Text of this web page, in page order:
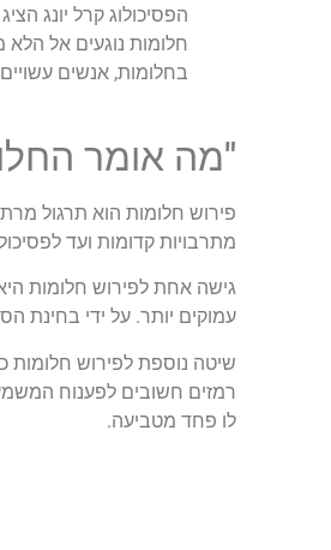
הפסיכולוג קרל יונג
חלומות נוגעים אל הלא
בחלומות, אנשים
"מה אומר
פירוש חלומות הוא תרגול
מתרבויות קדומות ועד
גישה אחת לפירוש חלומות
עמוקים יותר. על ידי בחינת
שיטה נוספת לפירוש חלומות
רמזים חשובים לפענוח
לו פחד מטביעה.